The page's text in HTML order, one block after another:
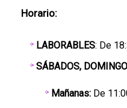
Horario:
LABORABLES: De
SÁBADOS,
Mañanas: De